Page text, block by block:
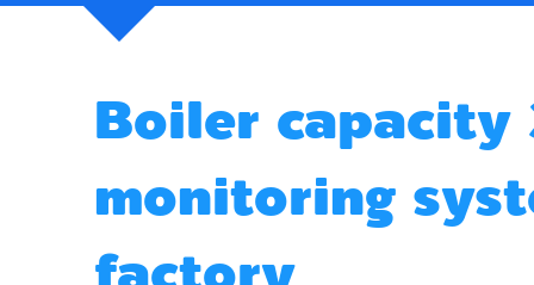
Boiler capacity
monitoring